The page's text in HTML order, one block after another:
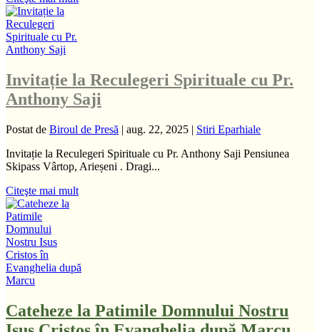
Invitație la Reculegeri Spirituale cu Pr.
Anthony Saji
Postat de Biroul de Presă | aug. 22, 2025 | Stiri Eparhiale
Invitație la Reculegeri Spirituale cu Pr. Anthony Saji Pensiunea
Skipass Vârtop, Arieșeni . Dragi...
Citeşte mai mult
Cateheze la Patimile Domnului Nostru